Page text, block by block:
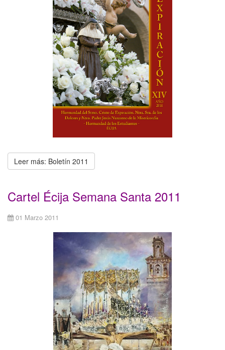
Leer más: Boletín 2011
Cartel Écija Semana Santa 2011
01 Marzo 2011